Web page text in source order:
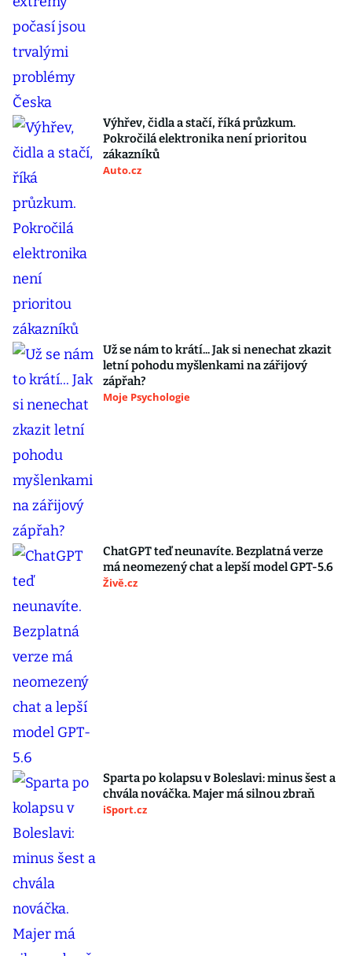
Výhřev, čidla a stačí, říká průzkum.
Pokročilá elektronika není prioritou
zákazníků
Auto.cz
Už se nám to krátí... Jak si nenechat zkazit
letní pohodu myšlenkami na zářijový
zápřah?
Moje Psychologie
ChatGPT teď neunavíte. Bezplatná verze
má neomezený chat a lepší model GPT-5.6
Živě.cz
Sparta po kolapsu v Boleslavi: minus šest a
chvála nováčka. Majer má silnou zbraň
iSport.cz